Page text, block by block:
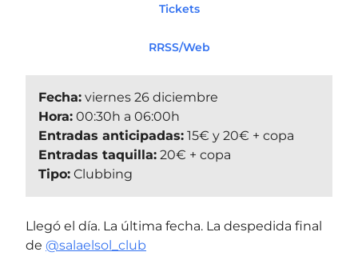
Tickets
RRSS/Web
Fecha: viernes 26 diciembre
Hora: 00:30h a 06:00h
Entradas anticipadas: 15€ y 20€ + copa
Entradas taquilla: 20€ + copa
Tipo: Clubbing
Llegó el día. La última fecha. La despedida final
de @salaelsol_club